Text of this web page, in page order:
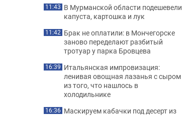
11:43 В Мурманской области подешевели
капуста, картошка и лук
11:42 Брак не оплатили: в Мончегорске
заново переделают разбитый
тротуар у парка Бровцева
16:39 Итальянская импровизация:
ленивая овощная лазанья с сыром
из того, что нашлось в
холодильнике
16:36 Маскируем кабачки под десерт из